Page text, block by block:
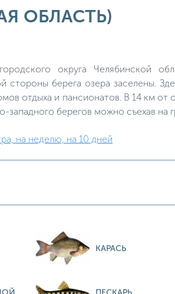
ОБЛАСТЬ)
округа Челябинской
берега озера заселены.
отдыха и пансионатов. В 14 км от
западного берегов можно съехав на
на неделю, на 10 дней
КАРАСЬ